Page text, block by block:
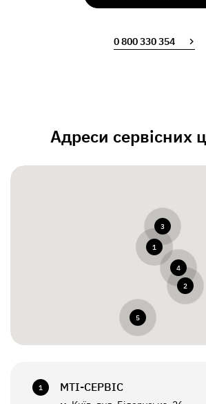
0 800 330 354
Адреси сервісних
1
2
3
4
5
1 МТI-СЕРВІС